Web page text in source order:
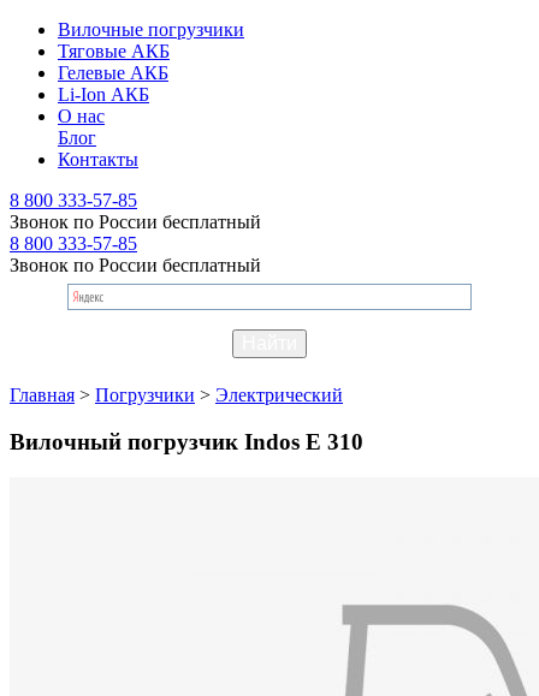
Вилочные погрузчики
Тяговые АКБ
Гелевые АКБ
Li-Ion АКБ
О нас
Блог
Контакты
8 800 333-57-85
Звонок по России бесплатный
8 800 333-57-85
Звонок по России бесплатный
Главная > Погрузчики > Электрический
Вилочный погрузчик Indos E 310